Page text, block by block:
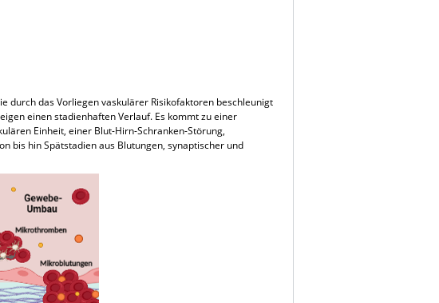
durch das Vorliegen vaskulärer Risikofaktoren beschleunigt
einen stadienhaften Verlauf. Es kommt zu einer
Einheit, einer Blut-Hirn-Schranken-Störung,
bis hin Spätstadien aus Blutungen, synaptischer und